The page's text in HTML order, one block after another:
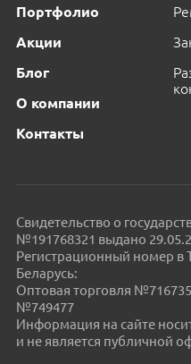
Портфолио
Акции
Блог
О компании
Контакты
Свидетельство о
№191768321 выдано
Регистрационный номер в
Беларусь:
Оптовая торговля
№749477
Информация на сайте
и не является публичной